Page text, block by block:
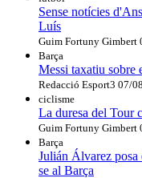
Sense notícies
Luís
Guim Fortuny Gimbert
Barça
Messi taxatiu sobre
Redacció Esport3 07/
ciclisme
La duresa del Tour
Guim Fortuny Gimbert
Barça
Julián Álvarez posa
se al Barça